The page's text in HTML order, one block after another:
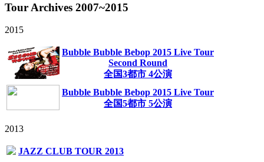
Tour Archives 2007~2015
2015
Bubble Bubble Bebop 2015 Live Tour
Second Round
全国3都市 4公演
Bubble Bubble Bebop 2015 Live Tour
全国5都市 5公演
2013
JAZZ CLUB TOUR 2013